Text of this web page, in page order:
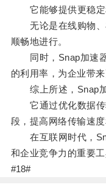
它能够提供更稳定
无论是在线购物、
顺畅地进行。
同时，Snap加速器
的利用率，为企业带
综上所述，Snap加
它通过优化数据传
段，提高网络传输速度
在互联网时代，
和企业竞争力的重要工
#18#